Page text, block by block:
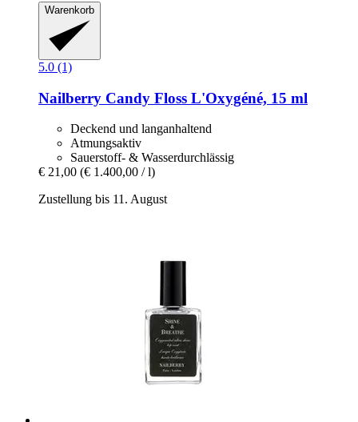
Warenkorb
5.0 (1)
Nailberry Candy Floss L'Oxygéné, 15 ml
Deckend und langanhaltend
Atmungsaktiv
Sauerstoff- & Wasserdurchlässig
€ 21,00 (€ 1.400,00 / l)
Zustellung bis 11. August